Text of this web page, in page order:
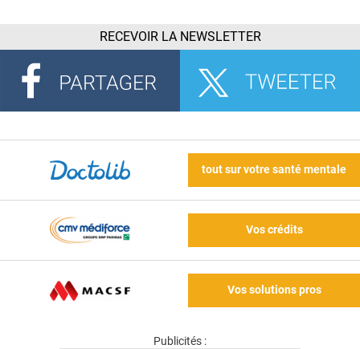
RECEVOIR LA NEWSLETTER
tout sur votre santé mentale
Vos crédits
Vos solutions pros
Publicités :